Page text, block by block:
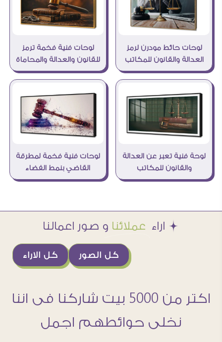
لوحات حائط مودرن لرمز
العدالة والقانون للمكاتب
لوحات فنية فخمة ترمز
للقانون والعدالة والمحاماة
لوحة فنية تعبر عن العدالة
والقانون للمكاتب
لوحات فنية فخمة لمطرقة
القاضي بنمط الفضاء
Æ اراء عملائنا و صور اعمالنا
كل الاراء كل الصور
اكتر من 5000 بيت شاركنا فى اننا
نخلى حوائطهم اجمل